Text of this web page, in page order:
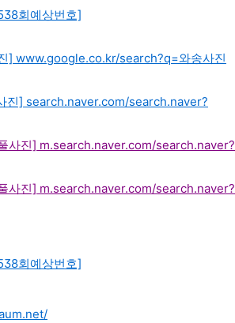
회예상번호]
] www.google.co.kr/search?q=와송사진
진] search.naver.com/search.naver?
사진] m.search.naver.com/search.naver?
사진] m.search.naver.com/search.naver?
회예상번호]